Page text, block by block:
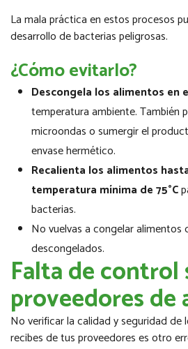
La mala práctica en estos procesos
desarrollo de bacterias peligrosas.
¿Cómo evitarlo?
Descongela los alimentos en
temperatura ambiente. También
microondas o sumergir el
envase hermético.
Recalienta los alimentos
temperatura mínima de 75°C
bacterias.
No vuelvas a congelar alimentos
descongelados.
Falta de control
proveedores
No verificar la calidad y seguridad
recibes de tus proveedores es otro